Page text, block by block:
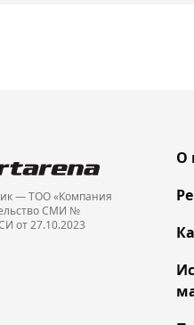
— ТОО «Компания
СМИ №
от 27.10.2023
О